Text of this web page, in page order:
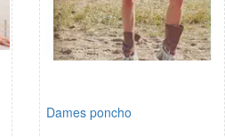
Dames poncho